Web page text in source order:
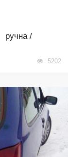
ручна /
5202